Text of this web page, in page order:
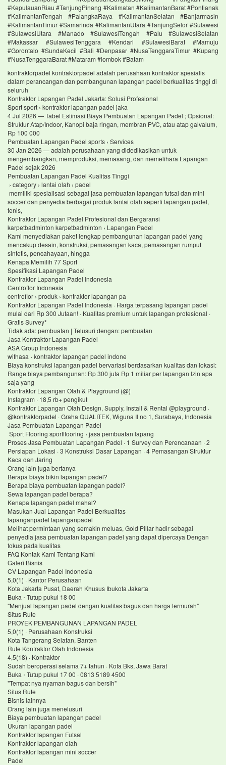
#KepulauanRiau #TanjungPinang #Kalimatan #KalimantanBarat #Pontianak
#KalimantanTengah #PalangkaRaya #KalimantanSelatan #Banjarmasin
#KalimantanTimur #Samarinda #KalimantanUtara #TanjungSelor #Sulawesi
#SulawesiUtara #Manado #SulawesiTengah #Palu #SulawesiSelatan
#Makassar #SulawesiTenggara #Kendari #SulawesiBarat #Mamuju
#Gorontalo #SundaKecil #Bali #Denpasar #NusaTenggaraTimur #Kupang
#NusaTenggaraBarat #Mataram #lombok #Batam
kontraktorpadel kontraktorpadel adalah perusahaan kontraktor spesialis
dalam perancangan dan pembangunan lapangan padel berkualitas tinggi di
seluruh
Kontraktor Lapangan Padel Jakarta: Solusi Profesional
Sport sport › kontraktor lapangan padel jaka
4 Jul 2026 — Tabel Estimasi Biaya Pembuatan Lapangan Padel ; Opsional:
Struktur Atap/Indoor, Kanopi baja ringan, membran PVC, atau atap galvalum,
Rp 100 000
Pembuatan Lapangan Padel sports › Services
30 Jan 2026 — adalah perusahaan yang didedikasikan untuk
mengembangkan, memproduksi, memasang, dan memelihara Lapangan
Padel sejak 2026
Pembuatan Lapangan Padel Kualitas Tinggi
› category › lantai olah › padel
memiliki spesialisasi sebagai jasa pembuatan lapangan futsal dan mini
soccer dan penyedia berbagai produk lantai olah seperti lapangan padel,
tenis,
Kontraktor Lapangan Padel Profesional dan Bergaransi
karpetbadminton karpetbadminton › Lapangan Padel
Kami menyediakan paket lengkap pembangunan lapangan padel yang
mencakup desain, konstruksi, pemasangan kaca, pemasangan rumput
sintetis, pencahayaan, hingga
Kenapa Memilih 77 Sport
Spesifikasi Lapangan Padel
Kontraktor Lapangan Padel Indonesia
Centroflor Indonesia
centroflor › produk › kontraktor lapangan pa
Kontraktor Lapangan Padel Indonesia · Harga terpasang lapangan padel
mulai dari Rp 300 Jutaan! · Kualitas premium untuk lapangan profesional ·
Gratis Survey*
Tidak ada: pembuatan ‎| Telusuri dengan: pembuatan
Jasa Kontraktor Lapangan Padel
ASA Group Indonesia
withasa › kontraktor lapangan padel indone
Biaya konstruksi lapangan padel bervariasi berdasarkan kualitas dan lokasi:
Range biaya pembangunan: Rp 300 juta Rp 1 miliar per lapangan Izin apa
saja yang
Kontraktor Lapangan Olah & Playground (@)
Instagram · 18,5 rb+ pengikut
Kontraktor Lapangan Olah Design, Supply, Install & Rental @playground ·
@kontraktorpadel · Graha QUALITEK, Wiguna II no 1, Surabaya, Indonesia
Jasa Pembuatan Lapangan Padel
Sport Flooring sportflooring › jasa pembuatan lapang
Proses Jasa Pembuatan Lapangan Padel · 1 Survey dan Perencanaan · 2
Persiapan Lokasi · 3 Konstruksi Dasar Lapangan · 4 Pemasangan Struktur
Kaca dan Jaring
Orang lain juga bertanya
Berapa biaya bikin lapangan padel?
Berapa biaya pembuatan lapangan padel?
Sewa lapangan padel berapa?
Kenapa lapangan padel mahal?
Masukan Jual Lapangan Padel Berkualitas
lapanganpadel lapanganpadel
Melihat permintaan yang semakin meluas, Gold Pillar hadir sebagai
penyedia jasa pembuatan lapangan padel yang dapat dipercaya Dengan
fokus pada kualitas
FAQ Kontak Kami Tentang Kami
Galeri Bisnis
CV Lapangan Padel Indonesia
5,0(1) · Kantor Perusahaan
Kota Jakarta Pusat, Daerah Khusus Ibukota Jakarta
Buka ⋅ Tutup pukul 18 00
"Menjual lapangan padel dengan kualitas bagus dan harga termurah"
Situs Rute
PROYEK PEMBANGUNAN LAPANGAN PADEL
5,0(1) · Perusahaan Konstruksi
Kota Tangerang Selatan, Banten
Rute Kontraktor Olah Indonesia
4,5(18) · Kontraktor
Sudah beroperasi selama 7+ tahun · Kota Bks, Jawa Barat
Buka ⋅ Tutup pukul 17 00 · 0813 5189 4500
"Tempat nya nyaman bagus dan bersih"
Situs Rute
Bisnis lainnya
Orang lain juga menelusuri
Biaya pembuatan lapangan padel
Ukuran lapangan padel
Kontraktor lapangan Futsal
Kontraktor lapangan olah
Kontraktor lapangan mini soccer
Padel